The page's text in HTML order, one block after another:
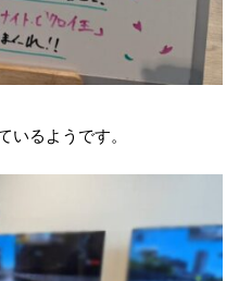
るようです。